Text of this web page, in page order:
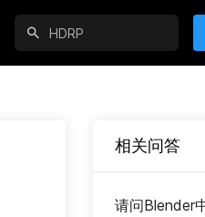
相关问答
请问Blender